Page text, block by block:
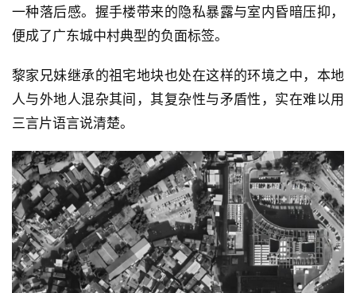
一种落后感。握手楼带来的隐私暴露与室内昏暗压抑，
便成了广东城中村典型的负面标签。
黎家兄妹继承的祖宅地块也处在这样的环境之中，本地
人与外地人混杂其间，其复杂性与矛盾性，实在难以用
三言片语言说清楚。